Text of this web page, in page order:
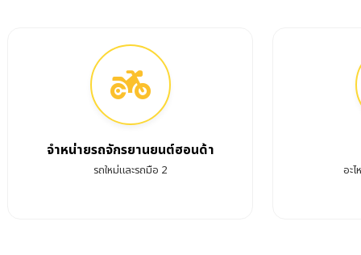
จำหน่ายรถจักรยานยนต์ฮอนด้า
รถใหม่และรถมือ 2 อะ